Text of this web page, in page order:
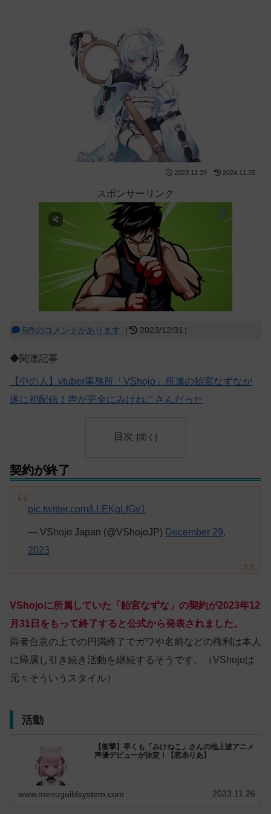
2023.12.29 2024.11.15
スポンサーリンク
5件のコメントがあります （ 2023/12/31）
◆関連記事
【中の人】vtuber事務所「VShojo」所属の飴宮なずなが
遂に初配信！声が完全にみけねこさんだった
目次
契約が終了
pic.twitter.com/LLEKgLfGv1
— VShojo Japan (@VShojoJP) December 29,
2023
VShojoに所属していた「飴宮なずな」の契約が2023年12
月31日をもって終了すると公式から発表されました。
両者合意の上での円満終了でガワや名前などの権利は本人
に帰属し引き続き活動を継続するそうです。（VShojoは
元々そういうスタイル）
活動
【衝撃】早くも「みけねこ」さんの地上波アニメ
声優デビューが決定！【恋糸りあ】
www.menuguildsystem.com 2023.11.26